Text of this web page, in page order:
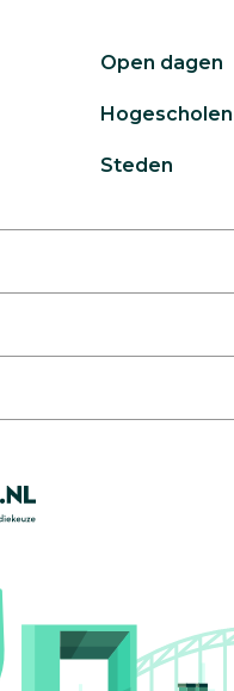
Open dagen
Hogescholen
Steden